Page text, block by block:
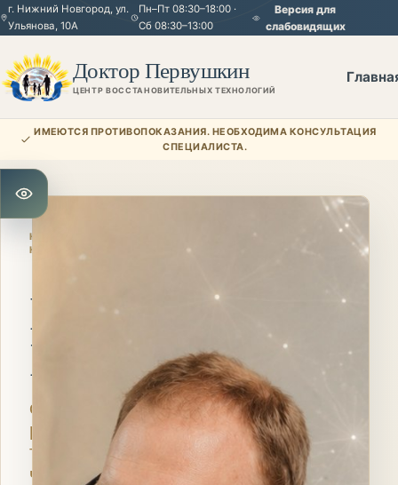
г. Нижний Новгород, ул.
Ульянова, 10А
Пн–Пт 08:30–18:00 ·
Сб 08:30–13:00
Версия для
слабовидящих
Доктор Первушкин
ЦЕНТР ВОССТАНОВИТЕЛЬНЫХ ТЕХНОЛОГИЙ
Открыть настройки для слабовидящих
ИМЕЮТСЯ ПРОТИВОПОКАЗАНИЯ. НЕОБХОДИМА КОНСУЛЬТАЦИЯ
СПЕЦИАЛИСТА.
НАПРАВЛЕНИЕ
КЛИНИКИ
Метод
Бюске
свободная
работа
тела
через